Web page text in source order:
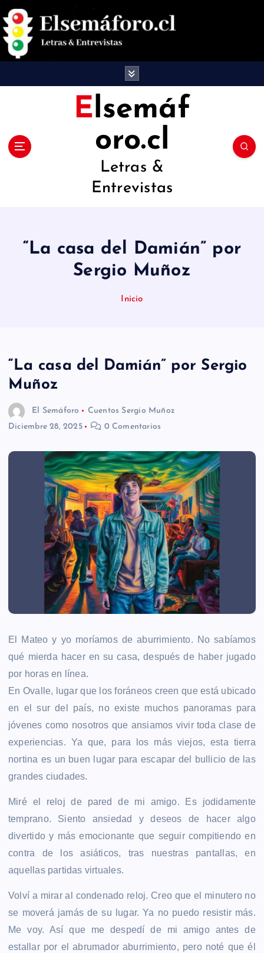
a
Elsemáf
oro.cl
Letras &
Entrevistas
“La casa del Damián” por
Sergio Muñoz
Inicio
“La casa del Damián” por Sergio
Muñoz
El Semáforo
Cuentos Sergio Muñoz
Diciembre 28, 2025
0 Comentarios
El Mateo y yo moríamos de aburrimiento. No sabíamos
qué mierda hacer en su casa, después de haber jugado
por horas en línea.
En Ovalle, lugar que los foráneos creen que está ubicado
en el sur del país, no existe muchos panoramas para
jóvenes como nosotros que ansiamos vivir toda clase de
experiencias. Ya que, para los más viejos, esta tierra
nortina es un buen lugar para escapar del bullicio de las
grandes ciudades.
Miré el reloj de pared de mi amigo. Es jodidamente
temprano. Siento ansiedad y deseos de hacer algo
divertido y más emocionante que seguir compitiendo en
contra de los asiáticos, tras nuestras pantallas, en
aquellas partidas virtuales.
Volví a mirar al condenado reloj. Creo que el minutero no
se moverá jamás de su lugar. Ya no puedo resistir más.
Me voy. Así que me despedí de mi amigo antes de
estallar por el abrumador aburrimiento, pero noté que él